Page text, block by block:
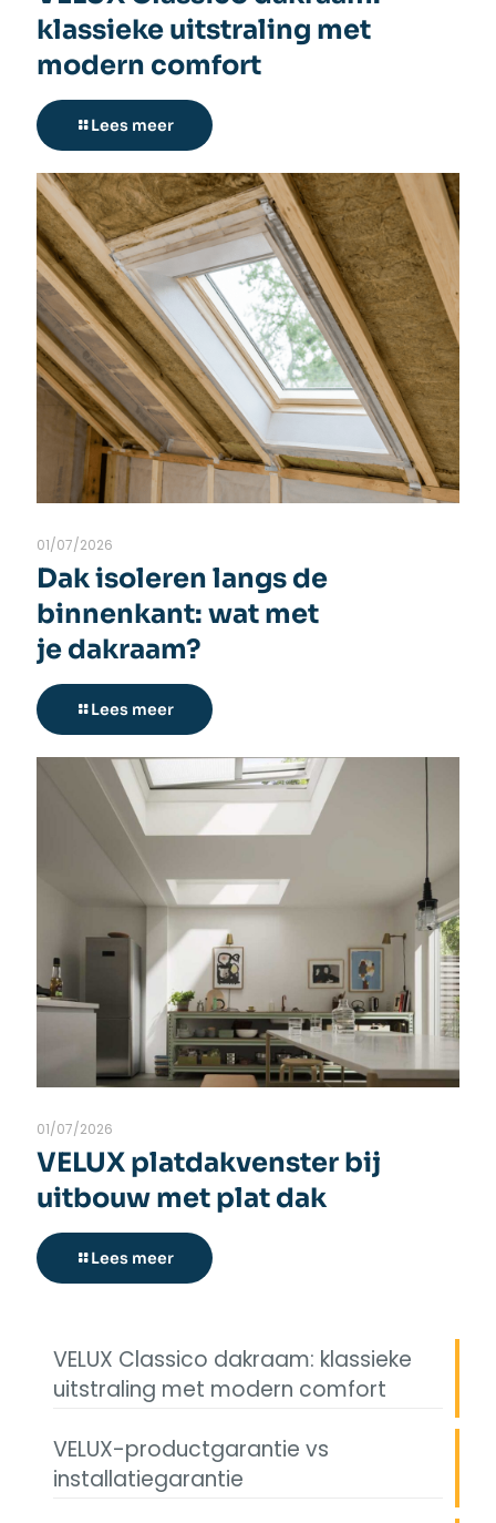
klassieke uitstraling met
modern comfort
Lees meer
01/07/2026
Dak isoleren langs de
binnenkant: wat met
je dakraam?
Lees meer
01/07/2026
VELUX platdakvenster bij
uitbouw met plat dak
Lees meer
VELUX Classico dakraam: klassieke
uitstraling met modern comfort
VELUX-productgarantie vs
installatiegarantie